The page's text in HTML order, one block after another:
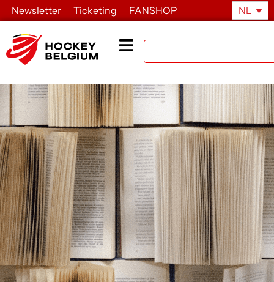
Newsletter Ticketing FANSHOP NL